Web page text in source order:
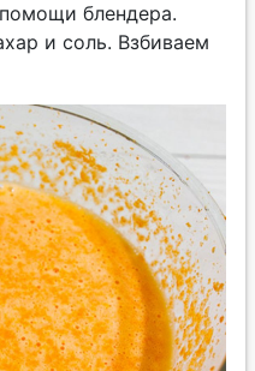
блендера.
и соль. Взбиваем